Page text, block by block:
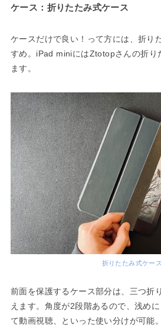
ケース：折りたたみ式ケース
ケースだけで良い！って方には、折り
すめ。iPad miniにはZtotopさんの折り
ます。
折りたたみ式ケース
前面を保護するケース部分は、三つ折
えます。角度が2段階あるので、浅め
て動画視聴、といった使い分けが可能。